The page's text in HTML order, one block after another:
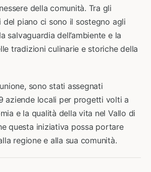
della comunità. Tra gli
piano ci sono il sostegno agli
salvaguardia dell’ambiente e la
tradizioni culinarie e storiche della
sono stati assegnati
aziende locali per progetti volti a
e la qualità della vita nel Vallo di
questa iniziativa possa portare
regione e alla sua comunità.